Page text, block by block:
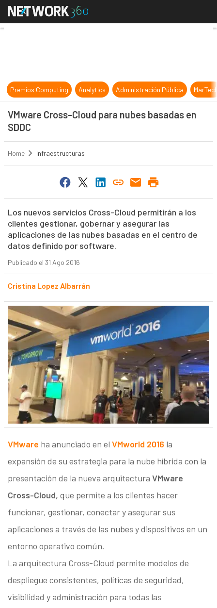
VMware Cross-Cloud para nubes
Premios Computing Analytics Administración Pública
VMware Cross-Cloud para nubes basadas en
SDDC
Home Infraestructuras
Los nuevos servicios Cross-Cloud permitirán a los
clientes gestionar, gobernar y asegurar las
aplicaciones de las nubes basadas en el centro de
datos definido por software.
Publicado el 31 Ago 2016
Cristina Lopez Albarrán
VMware ha anunciado en el VMworld 2016 la
expansión de su estrategia para la nube híbrida con la
presentación de la nueva arquitectura VMware
Cross-Cloud, que permite a los clientes hacer
funcionar, gestionar, conectar y asegurar sus
aplicaciones a través de las nubes y dispositivos en un
entorno operativo común.
La arquitectura Cross-Cloud permite modelos de
despliegue consistentes, políticas de seguridad,
visibilidad y administración para todas las